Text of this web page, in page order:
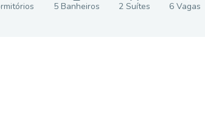
s 5Banheiros 2Suítes 6Vagas